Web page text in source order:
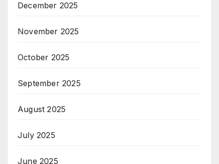
December 2025
November 2025
October 2025
September 2025
August 2025
July 2025
June 2025